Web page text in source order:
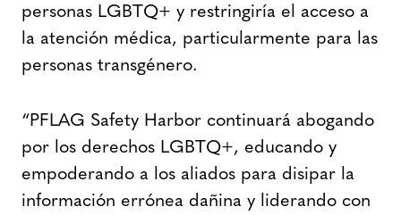
personas LGBTQ+ y restringiría el acceso a
la atención médica, particularmente para las
personas transgénero.
“PFLAG Safety Harbor continuará abogando
por los derechos LGBTQ+, educando y
empoderando a los aliados para disipar la
información errónea dañina y liderando con